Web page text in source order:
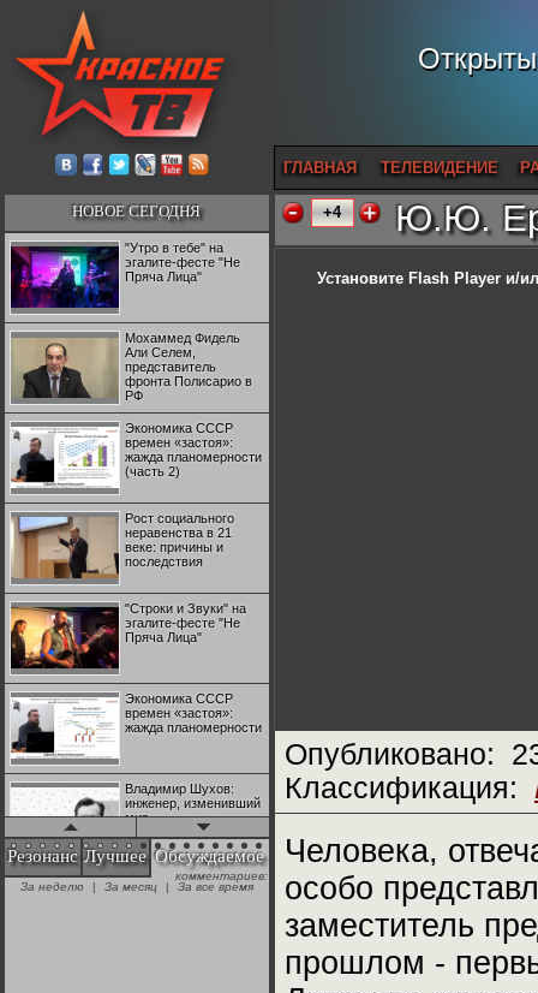
ГЛАВНАЯ ТЕЛЕВИДЕНИЕ
НОВОЕ СЕГОДНЯ
"Утро в тебе" на
эгалите-фесте "Не
Пряча Лица"
Мохаммед Фидель
Али Селем,
представитель
фронта Полисарио в
РФ
Экономика СССР
времен «застоя»:
жажда планомерности
(часть 2)
Рост социального
неравенства в 21
веке: причины и
последствия
"Строки и Звуки" на
эгалите-фесте "Не
Пряча Лица"
Экономика СССР
времен «застоя»:
жажда планомерности
Владимир Шухов:
инженер, изменивший
мир
"Аркадий Коц" на
эгалите-фесте "Не
Резонанс Лучшее Обсуждаемое
комментариев:
За неделю
| За месяц | За все время
+4 Ю.Ю.
Установите Flash Player и/
Опубликовано:
Классификация:
Человека,
особо
заместитель
прошлом -